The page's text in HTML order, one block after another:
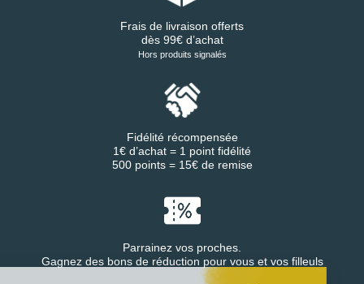
Continuer sans accepter
Frais de livraison offerts
dès 99€ d’achat
Hors produits signalés
Fidélité récompensée
1€ d’achat = 1 point fidélité
500 points = 15€ de remise
Parrainez vos proches.
Gagnez des bons de réduction pour vous et vos filleuls